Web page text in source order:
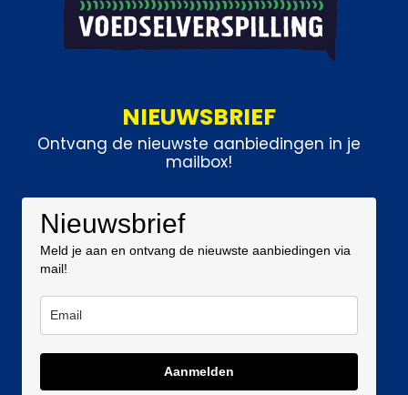
NIEUWSBRIEF
Ontvang de nieuwste aanbiedingen in je
mailbox!
Nieuwsbrief
Meld je aan en ontvang de nieuwste aanbiedingen via
mail!
Aanmelden